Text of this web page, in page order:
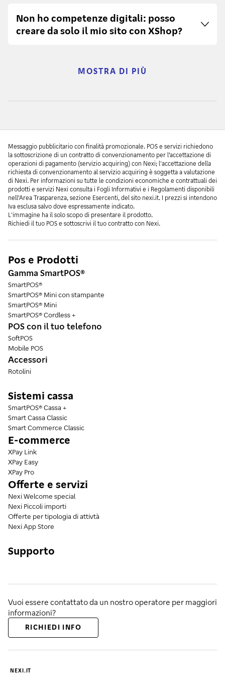
Nexi App Store del sito
tipi di bilance. Il lettore a barre esterno non è
incluso nell’offerta Nexi, ma puoi richiederlo al
emesso a suo tempo, per facilitare la verifica da
parte dell’esercente.
possiede un sito e-commerce o un’App di
proprietà. XPAy Pro offre una soluzione
professionale. È ideale per attività con un volume
pensati per rispondere alle esigenze dei business
più strutturati. Con XPay Pro puoi accettare
pagamenti nella valuta del cliente estero, gestire
abbonamenti e pagamenti ricorrenti in modo
semplice e automatizzato e integrare le pagine di
pagamento anche all’interno della tua App
mobile, offrendo un’esperienza ancora più
personalizzata e moderna. Per scoprire tutti i
dettagli e iniziare, cliccaqui
Non ho competenze digitali: posso
creare da solo il mio sito con XShop?
dall'offerta Advanced strumenti basati
MOSTRA DI PIÙ
Messaggio pubblicitario con finalità promozionale. POS e servizi richiedono
la sottoscrizione di un contratto di convenzionamento per l’accettazione di
operazioni di pagamento (servizio acquiring) con Nexi; l'accettazione della
richiesta di convenzionamento al servizio acquiring è soggetta a valutazione
di Nexi. Per informazioni su tutte le condizioni economiche e contrattuali dei
prodotti e servizi Nexi consulta i Fogli Informativi e i Regolamenti disponibili
nell’Area Trasparenza, sezione Esercenti, del sito nexi.it. I prezzi si intendono
Iva esclusa salvo dove espressamente indicato.
L'immagine ha il solo scopo di presentare il prodotto.
Richiedi il tuo POS e sottoscrivi il tuo contratto con Nexi.
Pos e Prodotti
Gamma SmartPOS®
SmartPOS®
SmartPOS® Mini con stampante
SmartPOS® Mini
SmartPOS® Cordless +
POS con il tuo telefono
SoftPOS
Mobile POS
Accessori
Rotolini
Sistemi cassa
SmartPOS® Cassa +
Smart Cassa Classic
Smart Commerce Classic
E-commerce
XPay Link
XPay Easy
XPay Pro
Offerte e servizi
Nexi Welcome special
Nexi Piccoli importi
Offerte per tipologia di attivtà
Nexi App Store
Supporto
Vuoi essere contattato da un nostro operatore per maggiori
informazioni?
RICHIEDI INFO
NEXI.IT